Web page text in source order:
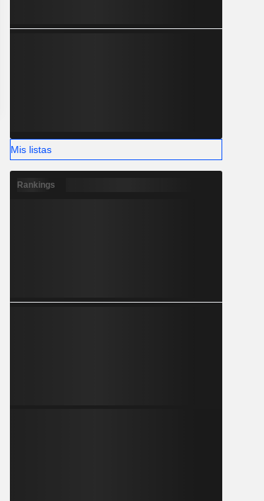
Mis listas
Rankings